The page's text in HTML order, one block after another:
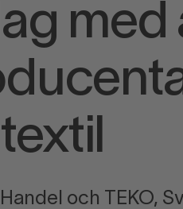
med
och TEKO,